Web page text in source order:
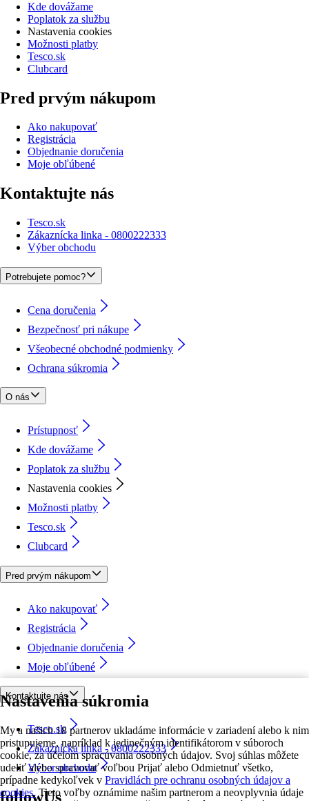
Nastavenia súkromia
My a našich 18 partnerov ukladáme informácie v zariadení alebo k nim
pristupujeme, napríklad k jedinečným identifikátorom v súboroch
cookie, za účelom spracúvania osobných údajov. Svoj súhlas môžete
udeliť alebo spravovať voľbou Prijať alebo Odmietnuť všetko,
prípadne kedykoľvek v Pravidlách pre ochranu osobných údajov a
cookies. Tieto voľby oznámime našim partnerom a neovplyvnia údaje
Kde dovážame
Poplatok za službu
Nastavenia cookies
Možnosti platby
Tesco.sk
Clubcard
Pred prvým nákupom
Ako nakupovať
Registrácia
Objednanie doručenia
Moje obľúbené
Kontaktujte nás
Tesco.sk
Zákaznícka linka - 0800222333
Výber obchodu
Potrebujete pomoc?
Cena doručenia
Bezpečnosť pri nákupe
Všeobecné obchodné podmienky
Ochrana súkromia
O nás
Prístupnosť
Kde dovážame
Poplatok za službu
Nastavenia cookies
Možnosti platby
Tesco.sk
Clubcard
Pred prvým nákupom
Ako nakupovať
Registrácia
Objednanie doručenia
Moje obľúbené
Kontaktujte nás
Tesco.sk
Zákaznícka linka - 0800222333
Výber obchodu
followUs